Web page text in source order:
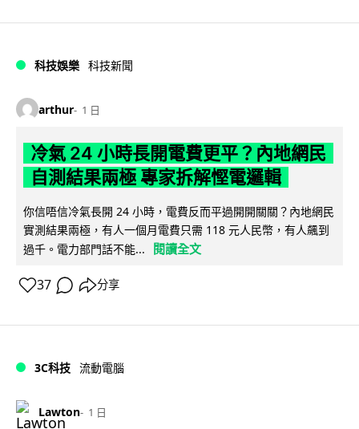
科技娛樂 科技新聞
arthur 1 日
冷氣 24 小時長開電費更平？內地網民
自測結果兩極 專家拆解慳電邏輯
你信唔信冷氣長開 24 小時，電費反而平過開開關關？內地網民
實測結果兩極，有人一個月電費只需 118 元人民幣，有人飆到
過千。電力部門話不能...
閱讀全文
37 分享
3C科技 流動電腦
Lawton 1 日